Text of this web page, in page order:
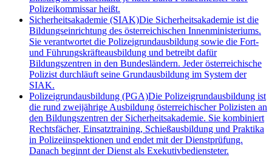
Polizeikommissar heißt.
Sicherheitsakademie (SIAK)Die Sicherheitsakademie ist die
Bildungseinrichtung des österreichischen Innenministeriums.
Sie verantwortet die Polizeigrundausbildung sowie die Fort-
und Führungskräfteausbildung und betreibt dafür
Bildungszentren in den Bundesländern. Jeder österreichische
Polizist durchläuft seine Grundausbildung im System der
SIAK.
Polizeigrundausbildung (PGA)Die Polizeigrundausbildung ist
die rund zweijährige Ausbildung österreichischer Polizisten an
den Bildungszentren der Sicherheitsakademie. Sie kombiniert
Rechtsfächer, Einsatztraining, Schießausbildung und Praktika
in Polizeiinspektionen und endet mit der Dienstprüfung.
Danach beginnt der Dienst als Exekutivbediensteter.